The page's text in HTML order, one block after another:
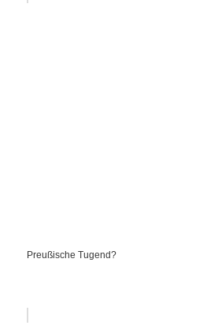
Preußische Tugend?